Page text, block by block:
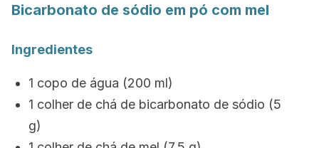
Bicarbonato de sódio em pó com mel
Ingredientes
1 copo de água (200 ml)
1 colher de chá de bicarbonato de sódio (5
g)